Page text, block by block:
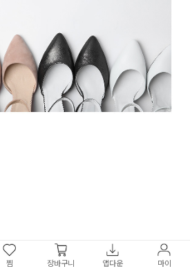
찜 장바구니 앱다운 마이